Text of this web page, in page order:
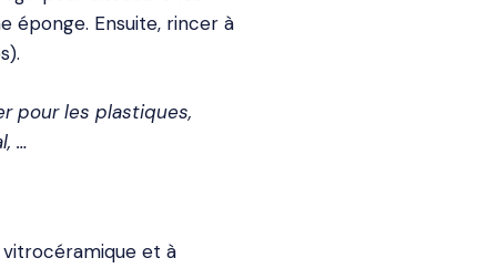
éponge. Ensuite, rincer à
pour les plastiques,
…
et à